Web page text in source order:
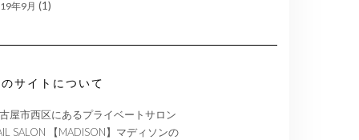
年9月 (1)
のサイトについて
屋市西区にあるプライベートサロン
SALON 【MADISON】マディソンの